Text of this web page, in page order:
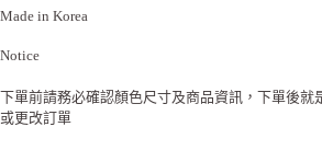
Made in Korea
Notice
下單前請務必確認顏色尺寸及商品資訊，下單後就
或更改訂單